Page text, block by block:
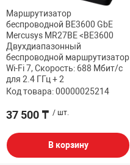
Маршрутизатор
беспроводной BE3600 GbE
Mercusys MR27BE <BE3600
Двухдиапазонный
беспроводной маршрутизатор
Wi-Fi 7, Скорость: 688 Мбит/с
для 2.4 ГГц + 2
Код товара: 00000025214
37 500 ₸ / шт.
В корзину